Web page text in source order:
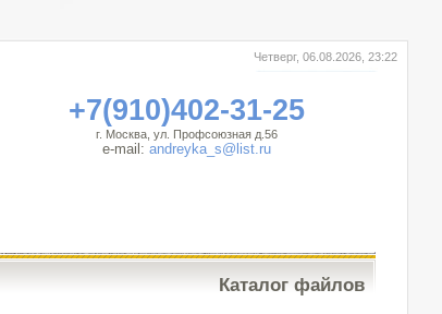
Четверг, 06.08.2026, 23:22
+7(910)402-31-25
г. Москва, ул. Профсоюзная д.56
e-mail: andreyka_s@list.ru
Каталог файлов